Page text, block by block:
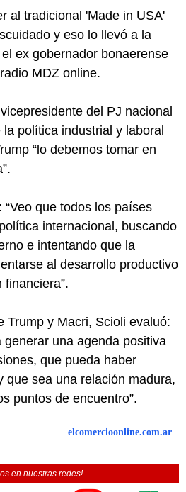
al tradicional 'Made in USA'
y eso lo llevó a la
ex gobernador bonaerense
MDZ online.
del PJ nacional
política industrial y laboral
“lo debemos tomar en
que todos los países
internacional, buscando
e intentando que la
al desarrollo productivo
Trump y Macri, Scioli evaluó:
generar una agenda positiva
que pueda haber
que sea una relación madura,
puntos de encuentro”.
elcomercioonline.com.ar
en nuestras redes!